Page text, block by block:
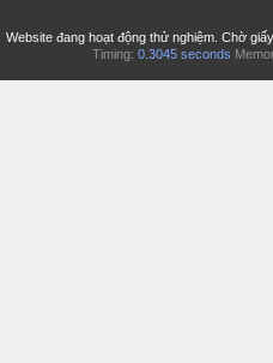
Website đang hoạt động thử nghiệm. Chờ
Timing: 0.3045 seconds